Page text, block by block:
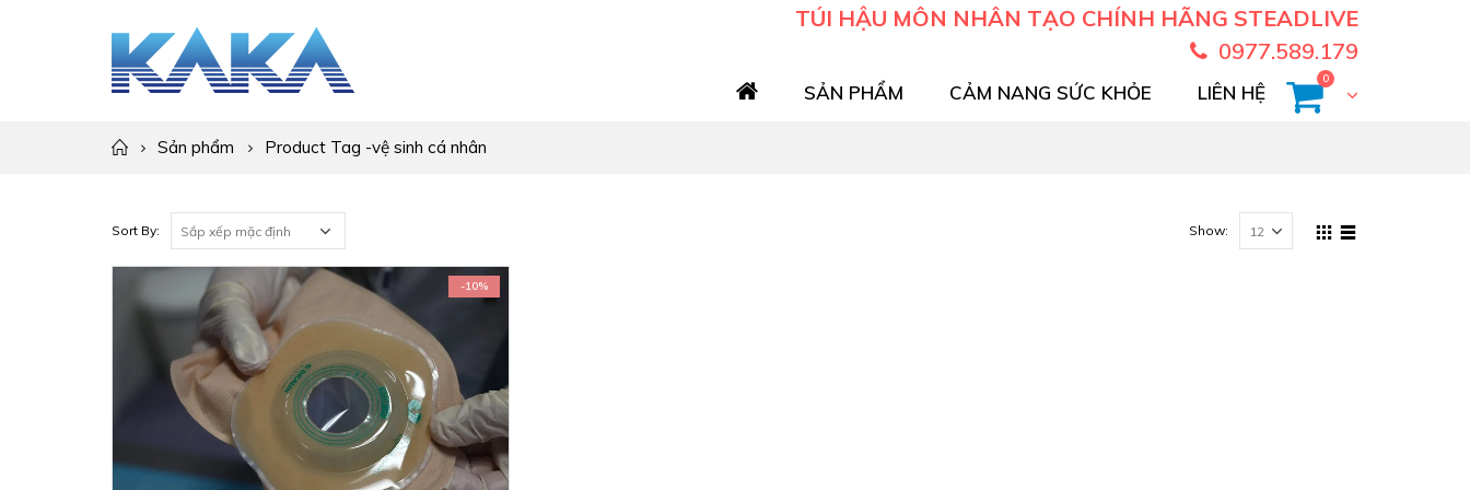
TÚI HẬU MÔN NHÂN TẠO CHÍNH HÃNG STEADLIVE
0977.589.179
SẢN PHẨM CẢM NANG SỨC KHỎE LIÊN HỆ
0
Sản phẩm Product Tag -vệ sinh cá nhân
Sort By: Show:
-10%